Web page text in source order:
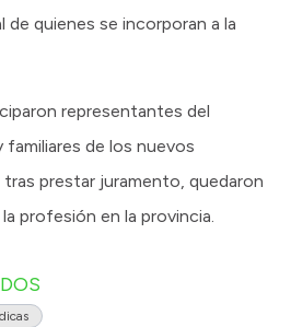
quienes se incorporan a la
representantes del
de los nuevos
prestar juramento, quedaron
profesión en la provincia.